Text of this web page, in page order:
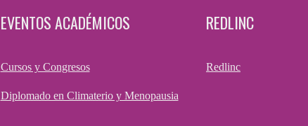
EVENTOS ACADÉMICOS
Cursos y Congresos
Diplomado en Climaterio y Menopausia
REDLINC
Redlinc